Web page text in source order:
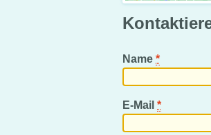
Name *
E-Mail *